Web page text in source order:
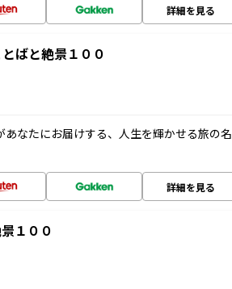
詳細を見る
ばと絶景１００
なたにお届けする、人生を輝かせる旅の名
詳細を見る
１００